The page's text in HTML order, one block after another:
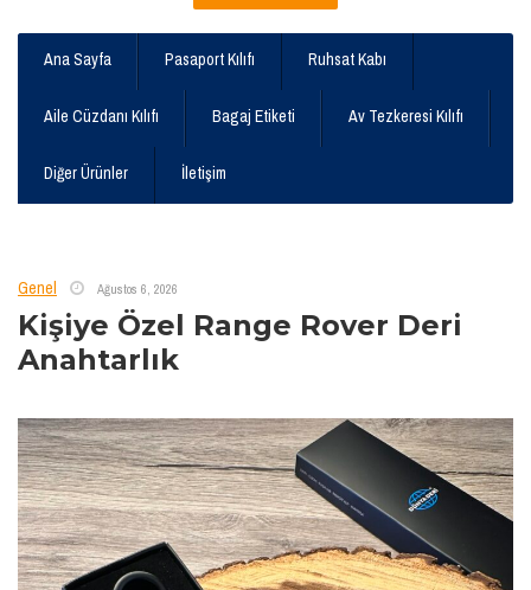
Ana Sayfa Pasaport Kılıfı Ruhsat Kabı
Aile Cüzdanı Kılıfı Bagaj Etiketi Av Tezkeresi Kılıfı
Diğer Ürünler İletişim
Genel Ağustos 6, 2026
Kişiye Özel Range Rover Deri
Anahtarlık